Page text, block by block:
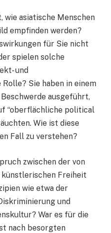
asiatische Menschen
empfinden werden?
für Sie nicht
spielen solche
und
Sie haben in einem
ausgeführt,
“oberflächliche political
Wie ist diese
Fall zu verstehen?
zwischen der von
Freiheit
wie etwa der
und
War es für die
nach besorgten